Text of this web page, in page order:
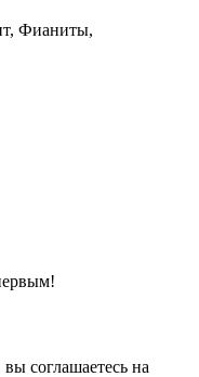
Фианиты,
соглашаетесь на